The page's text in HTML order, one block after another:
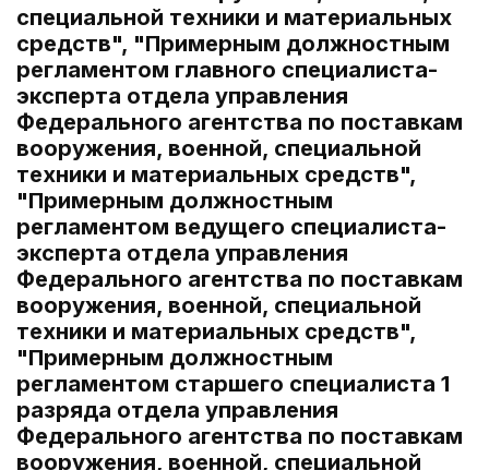
специальной техники и материальных
средств", "Примерным должностным
регламентом главного специалиста-
эксперта отдела управления
Федерального агентства по поставкам
вооружения, военной, специальной
техники и материальных средств",
"Примерным должностным
регламентом ведущего специалиста-
эксперта отдела управления
Федерального агентства по поставкам
вооружения, военной, специальной
техники и материальных средств",
"Примерным должностным
регламентом старшего специалиста 1
разряда отдела управления
Федерального агентства по поставкам
вооружения, военной, специальной